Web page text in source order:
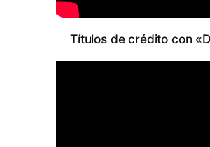
Tí­tu­los de cré­di­to con